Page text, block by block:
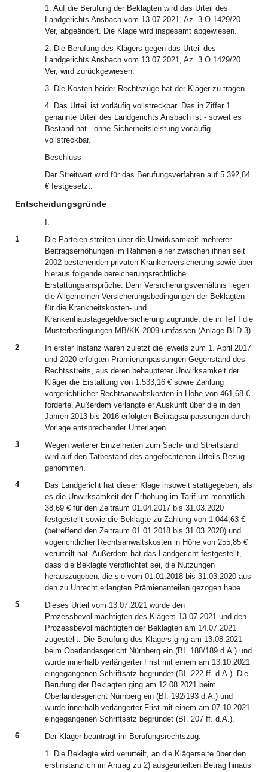
1. Auf die Berufung der Beklagten wird das Urteil des
Landgerichts Ansbach vom 13.07.2021, Az. 3 O 1429/20
Ver, abgeändert. Die Klage wird insgesamt abgewiesen.
2. Die Berufung des Klägers gegen das Urteil des
Landgerichts Ansbach vom 13.07.2021, Az. 3 O 1429/20
Ver, wird zurückgewiesen.
3. Die Kosten beider Rechtszüge hat der Kläger zu tragen.
4. Das Urteil ist vorläufig vollstreckbar. Das in Ziffer 1
genannte Urteil des Landgerichts Ansbach ist - soweit es
Bestand hat - ohne Sicherheitsleistung vorläufig
vollstreckbar.
Beschluss
Der Streitwert wird für das Berufungsverfahren auf 5.392,84
€ festgesetzt.
Entscheidungsgründe
I.
1
Die Parteien streiten über die Unwirksamkeit mehrerer
Beitragserhöhungen im Rahmen einer zwischen ihnen seit
2002 bestehenden privaten Krankenversicherung sowie über
hieraus folgende bereicherungsrechtliche
Erstattungsansprüche. Dem Versicherungsverhältnis liegen
die Allgemeinen Versicherungsbedingungen der Beklagten
für die Krankheitskosten- und
Krankenhaustagegeldversicherung zugrunde, die in Teil I die
Musterbedingungen MB/KK 2009 umfassen (Anlage BLD 3).
2
In erster Instanz waren zuletzt die jeweils zum 1. April 2017
und 2020 erfolgten Prämienanpassungen Gegenstand des
Rechtsstreits, aus deren behaupteter Unwirksamkeit der
Kläger die Erstattung von 1.533,16 € sowie Zahlung
vorgerichtlicher Rechtsanwaltskosten in Höhe von 461,68 €
forderte. Außerdem verlangte er Auskunft über die in den
Jahren 2013 bis 2016 erfolgten Beitragsanpassungen durch
Vorlage entsprechender Unterlagen.
3
Wegen weiterer Einzelheiten zum Sach- und Streitstand
wird auf den Tatbestand des angefochtenen Urteils Bezug
genommen.
4
Das Landgericht hat dieser Klage insoweit stattgegeben, als
es die Unwirksamkeit der Erhöhung im Tarif um monatlich
38,69 € für den Zeitraum 01.04.2017 bis 31.03.2020
festgestellt sowie die Beklagte zu Zahlung von 1.044,63 €
(betreffend den Zeitraum 01.01.2018 bis 31.03.2020) und
vogerichtlicher Rechtsanwaltskosten in Höhe von 255,85 €
verurteilt hat. Außerdem hat das Landgericht festgestellt,
dass die Beklagte verpflichtet sei, die Nutzungen
herauszugeben, die sie vom 01.01.2018 bis 31.03.2020 aus
den zu Unrecht erlangten Prämienanteilen gezogen habe.
5
Dieses Urteil vom 13.07.2021 wurde den
Prozessbevollmächtigten des Klägers 13.07.2021 und den
Prozessbevollmächtigten der Beklagten am 14.07.2021
zugestellt. Die Berufung des Klägers ging am 13.08.2021
beim Oberlandesgericht Nürnberg ein (BI. 188/189 d.A.) und
wurde innerhalb verlängerter Frist mit einem am 13.10.2021
eingegangenen Schriftsatz begründet (BI. 222 ff. d.A.). Die
Berufung der Beklagten ging am 12.08.2021 beim
Oberlandesgericht Nürnberg ein (BI. 192/193 d.A.) und
wurde innerhalb verlängerter Frist mit einem am 07.10.2021
eingegangenen Schriftsatz begründet (BI. 207 ff. d.A.).
6
Der Kläger beantragt im Berufungsrechtszug:
1. Die Beklagte wird verurteilt, an die Klägerseite über den
erstinstanzlich im Antrag zu 2) ausgeurteilten Betrag hinaus